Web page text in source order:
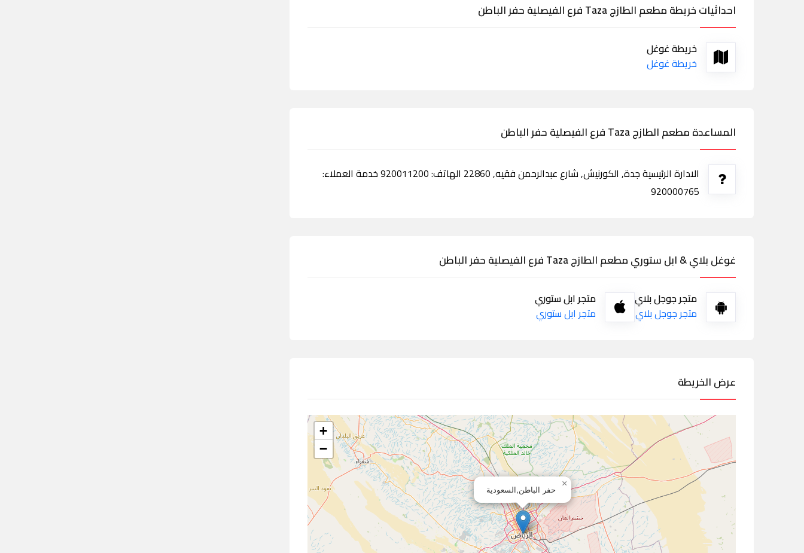
احداثيات خريطة مطعم الطازج Taza فرع الفيصلية حفر الباطن
خريطة غوغل
خريطة غوغل
المساعدة مطعم الطازج Taza فرع الفيصلية حفر الباطن
الادارة الرئيسية جدة, الكورنيش, شارع عبدالرحمن فقيه, 22860 الهاتف: 920011200 خدمة العملاء:
920000765
غوغل بلاي & ابل ستوري مطعم الطازج Taza فرع الفيصلية حفر الباطن
متجر جوجل بلاي
متجر جوجل بلاي
متجر ابل ستوري
متجر ابل ستوري
عرض الخريطة
حفر الباطن,السعودية
×
+
−